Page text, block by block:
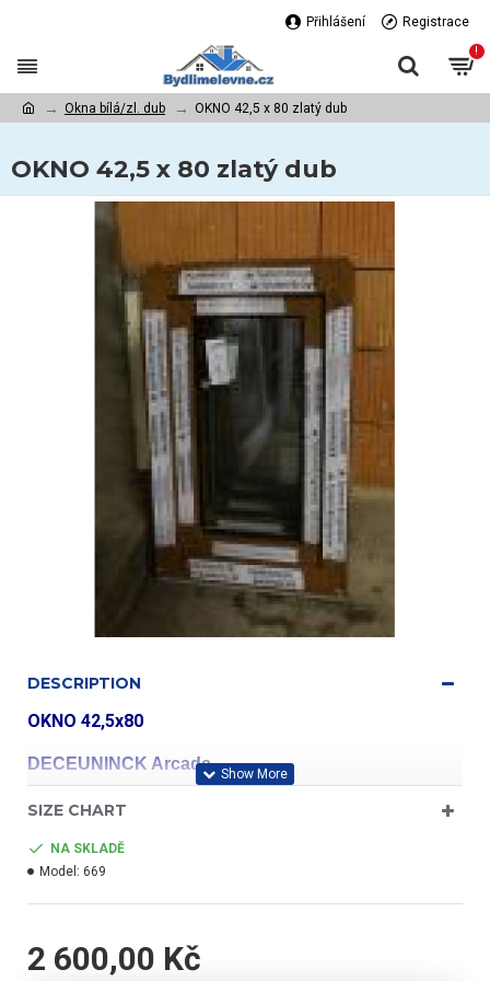
Přihlášení Registrace
!
Okna bílá/zl. dub OKNO 42,5 x 80 zlatý dub
OKNO 42,5 x 80 zlatý dub
DESCRIPTION
OKNO 42,5x80
DECEUNINCK Arcade
profil třídy "A"
- jednokřídlé
SIZE CHART
NA SKLADĚ
Model: 669
2 600,00 Kč